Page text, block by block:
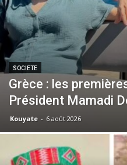
SOCIETE
Grèce : les
Président Mamadi
Kouyate - 6 août 2026